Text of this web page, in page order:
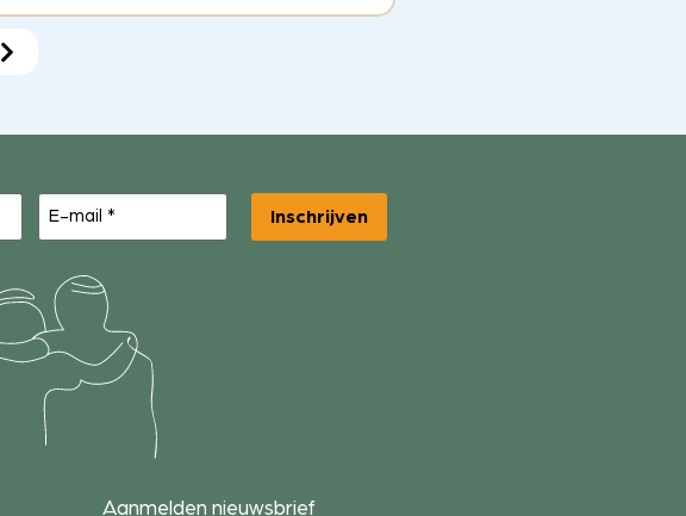
E-
mail (Vereist) Inschrijven
Aanmelden nieuwsbrief